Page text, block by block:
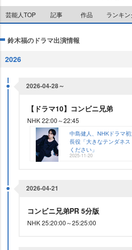
芸能人TOP 記事 作品 ランキン
鈴木福のドラマ出演情報
2026
2026-04-28～
【ドラマ10】コンビニ兄弟
NHK 22:00～22:45
中島健人、NHKドラマ
長役「大きなテンダネ
ください」
2025-11-20
2026-04-21
コンビニ兄弟PR 5分版
NHK 25:20:00～25:25:00